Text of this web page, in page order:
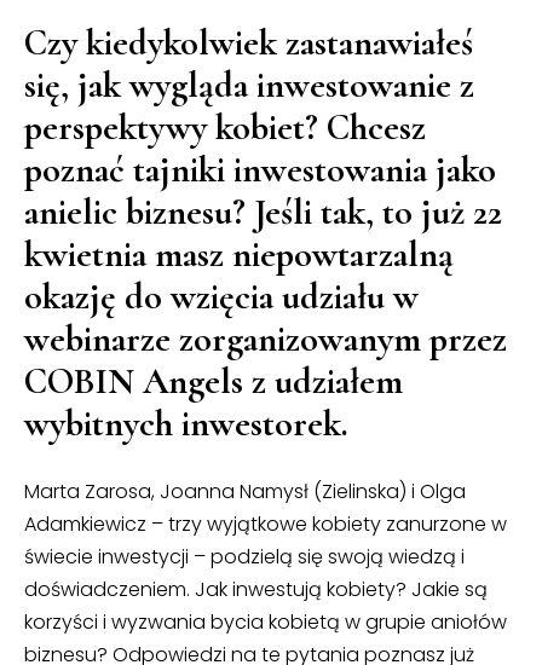
Czy kiedykolwiek zastanawiałeś
się, jak wygląda inwestowanie z
perspektywy kobiet? Chcesz
poznać tajniki inwestowania jako
anielic biznesu? Jeśli tak, to już 22
kwietnia masz niepowtarzalną
okazję do wzięcia udziału w
webinarze zorganizowanym przez
COBIN Angels z udziałem
wybitnych inwestorek.
Marta Zarosa, Joanna Namysł (Zielinska) i Olga
Adamkiewicz – trzy wyjątkowe kobiety zanurzone w
świecie inwestycji – podzielą się swoją wiedzą i
doświadczeniem. Jak inwestują kobiety? Jakie są
korzyści i wyzwania bycia kobietą w grupie aniołów
biznesu? Odpowiedzi na te pytania poznasz już